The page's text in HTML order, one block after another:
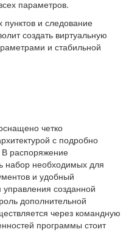
параметров.
и следование
создать виртуальную
и стабильной
четко
с подробно
распоряжение
набор необходимых для
и удобный
созданной
дополнительной
через командную
программы стоит